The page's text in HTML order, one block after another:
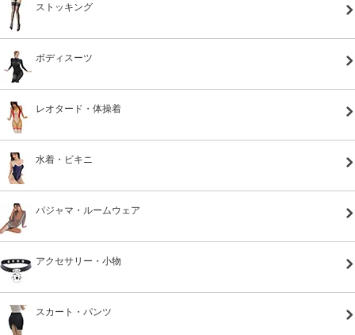
ストッキング
ボディスーツ
レオタード・体操着
水着・ビキニ
パジャマ・ルームウェア
アクセサリー・小物
スカート・パンツ